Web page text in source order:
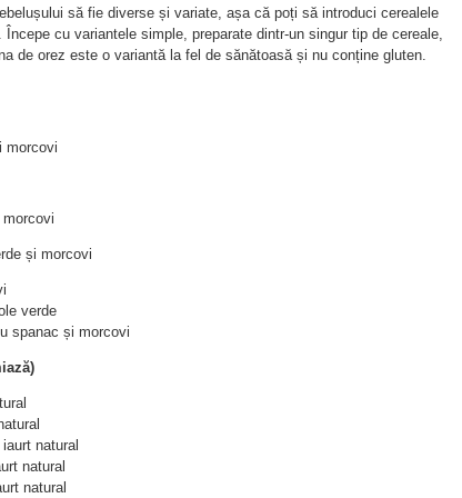
să fie diverse și variate, așa că poți să introduci cerealele
cu variantele simple, preparate dintr-un singur tip de cereale,
de orez este o variantă la fel de sănătoasă și nu conține gluten.
morcovi
și morcovi
verde
spanac și morcovi
natural
natural
natural